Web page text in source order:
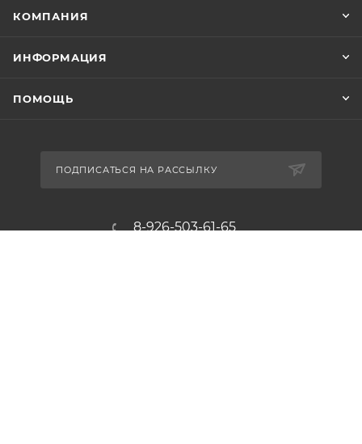
КОМПАНИЯ
ИНФОРМАЦИЯ
ПОМОЩЬ
ПОДПИСАТЬСЯ НА РАССЫЛКУ
8-926-503-61-65